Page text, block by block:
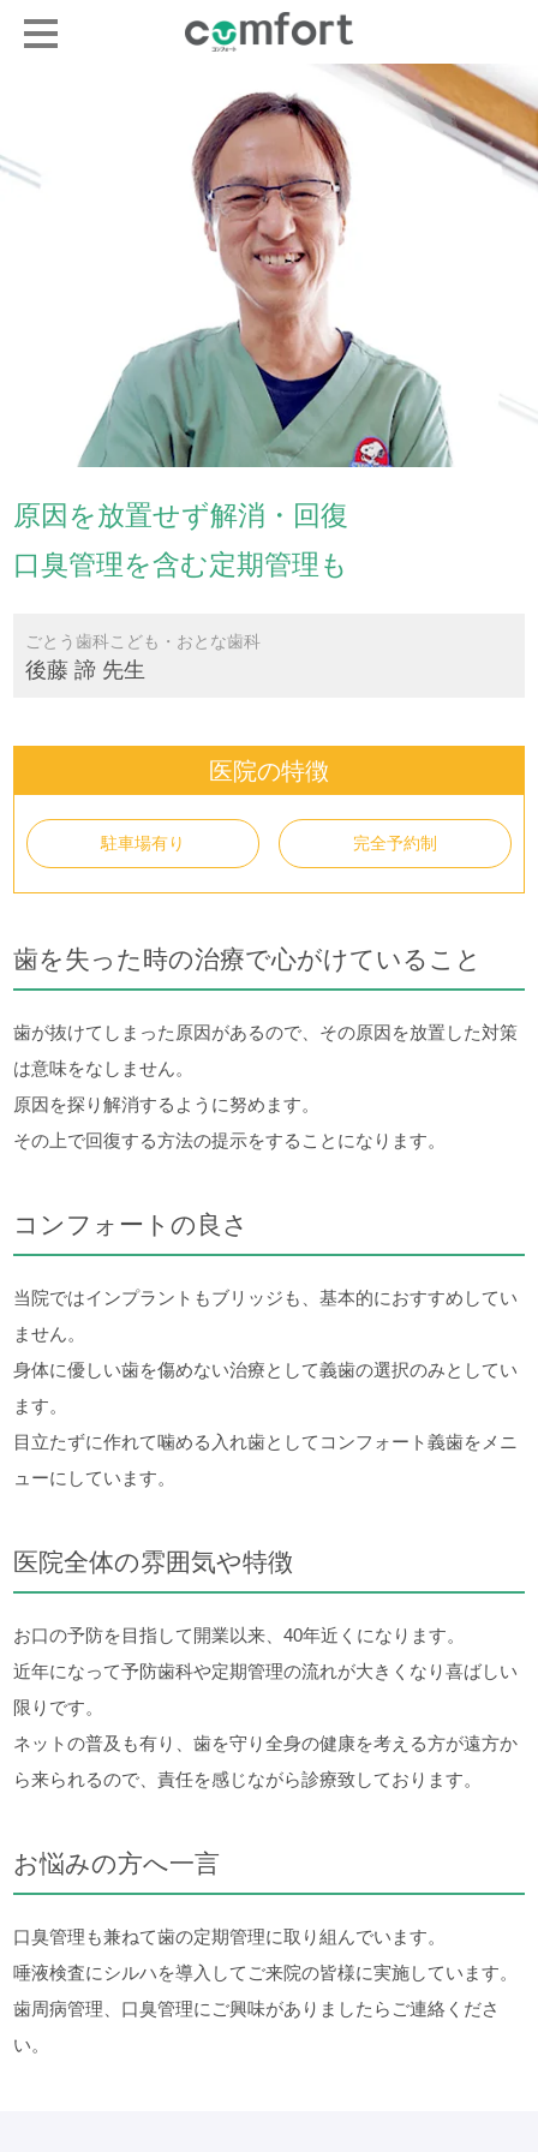
原因を放置せず解消・回復
口臭管理を含む定期管理も
ごとう歯科こども・おとな歯科
後藤 諦 先生
医院の特徴
駐車場有り 完全予約制
歯を失った時の治療で心がけていること
歯が抜けてしまった原因があるので、その原因を放置した対策
は意味をなしません。
原因を探り解消するように努めます。
その上で回復する方法の提示をすることになります。
コンフォートの良さ
当院ではインプラントもブリッジも、基本的におすすめしてい
ません。
身体に優しい歯を傷めない治療として義歯の選択のみとしてい
ます。
目立たずに作れて噛める入れ歯としてコンフォート義歯をメニ
ューにしています。
医院全体の雰囲気や特徴
お口の予防を目指して開業以来、40年近くになります。
近年になって予防歯科や定期管理の流れが大きくなり喜ばしい
限りです。
ネットの普及も有り、歯を守り全身の健康を考える方が遠方か
ら来られるので、責任を感じながら診療致しております。
お悩みの方へ一言
口臭管理も兼ねて歯の定期管理に取り組んでいます。
唾液検査にシルハを導入してご来院の皆様に実施しています。
歯周病管理、口臭管理にご興味がありましたらご連絡くださ
い。